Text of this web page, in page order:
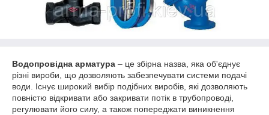
Водопровідна арматура – це збірна назва, яка об'єднує
різні вироби, що дозволяють забезпечувати системи подачі
води. Існує широкий вибір подібних виробів, які дозволяють
повністю відкривати або закривати потік в трубопроводі,
регулювати його силу, а також попереджати виникнення